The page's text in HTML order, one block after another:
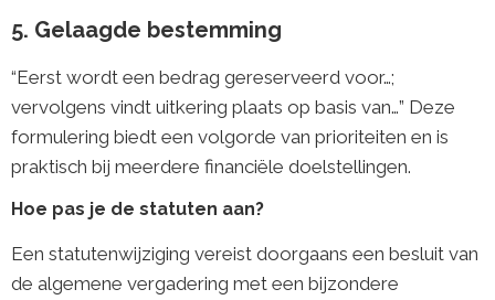
5. Gelaagde bestemming
“Eerst wordt een bedrag gereserveerd voor…;
vervolgens vindt uitkering plaats op basis van…” Deze
formulering biedt een volgorde van prioriteiten en is
praktisch bij meerdere financiële doelstellingen.
Hoe pas je de statuten aan?
Een statutenwijziging vereist doorgaans een besluit van
de algemene vergadering met een bijzondere